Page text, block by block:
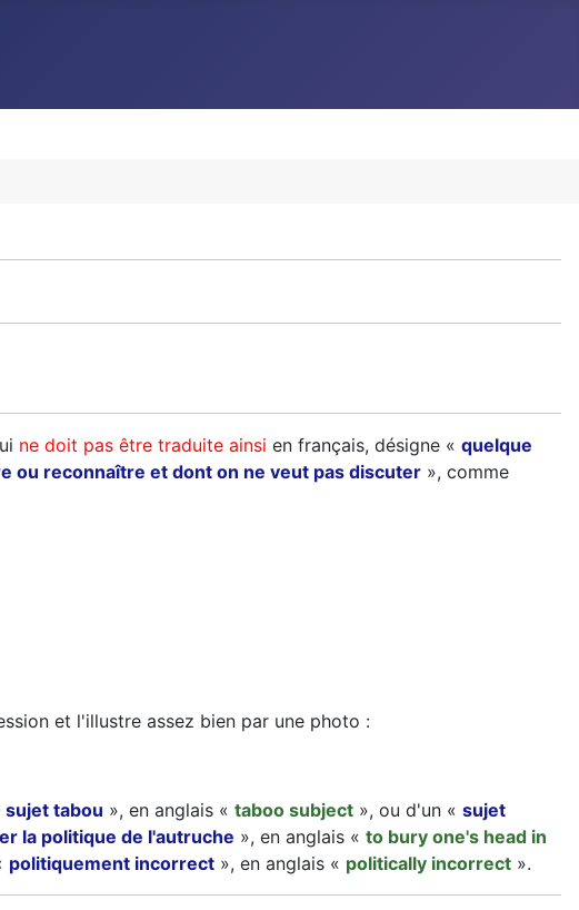
ne doit pas être traduite ainsi en français, désigne « quelque
ou reconnaître et dont on ne veut pas discuter », comme
et l'illustre assez bien par une photo :
sujet tabou », en anglais « taboo subject », ou d'un « sujet
la politique de l'autruche », en anglais « to bury one's head in
politiquement incorrect », en anglais « politically incorrect ».